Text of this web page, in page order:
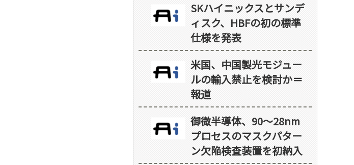
SKハイニックスとサンデ
ィスク、HBFの初の標準
仕様を発表
米国、中国製光モジュー
ルの輸入禁止を検討か＝
報道
御微半導体、90～28nm
プロセスのマスクパター
ン欠陥検査装置を初納入